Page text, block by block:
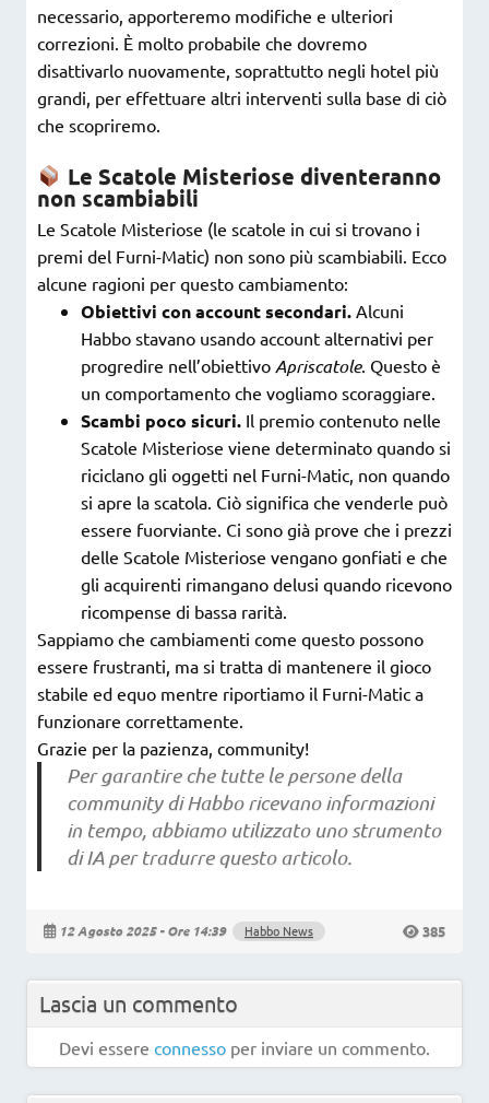
necessario, apporteremo modifiche e ulteriori
correzioni. È molto probabile che dovremo
disattivarlo nuovamente, soprattutto negli hotel più
grandi, per effettuare altri interventi sulla base di ciò
che scopriremo.
Le Scatole Misteriose diventeranno
non scambiabili
Le Scatole Misteriose (le scatole in cui si trovano i
premi del Furni-Matic) non sono più scambiabili. Ecco
alcune ragioni per questo cambiamento:
Obiettivi con account secondari. Alcuni
Habbo stavano usando account alternativi per
progredire nell’obiettivo Apriscatole. Questo è
un comportamento che vogliamo scoraggiare.
Scambi poco sicuri. Il premio contenuto nelle
Scatole Misteriose viene determinato quando si
riciclano gli oggetti nel Furni-Matic, non quando
si apre la scatola. Ciò significa che venderle può
essere fuorviante. Ci sono già prove che i prezzi
delle Scatole Misteriose vengano gonfiati e che
gli acquirenti rimangano delusi quando ricevono
ricompense di bassa rarità.
Sappiamo che cambiamenti come questo possono
essere frustranti, ma si tratta di mantenere il gioco
stabile ed equo mentre riportiamo il Furni-Matic a
funzionare correttamente.
Grazie per la pazienza, community!
Per garantire che tutte le persone della
community di Habbo ricevano informazioni
in tempo, abbiamo utilizzato uno strumento
di IA per tradurre questo articolo.
12 Agosto 2025 - Ore 14:39 Habbo News 385
Lascia un commento
Devi essere connesso per inviare un commento.